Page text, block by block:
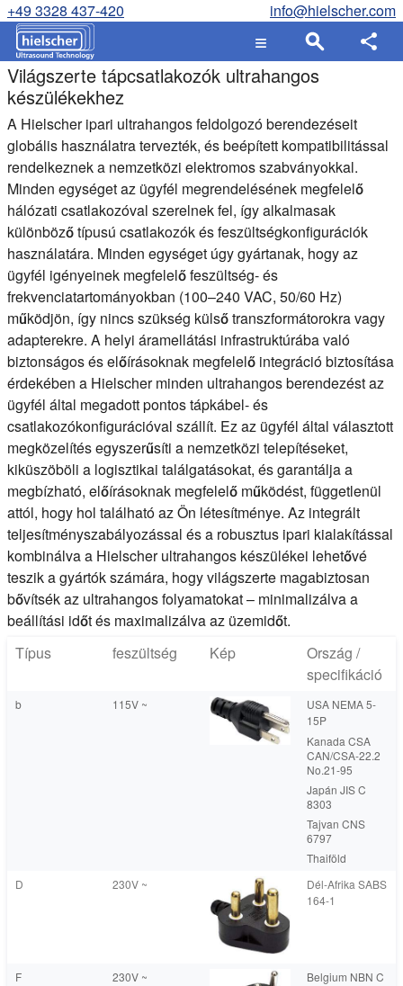
+49 3328 437-420 info@hielscher.com
Világszerte tápcsatlakozók ultrahangos
készülékekhez
A Hielscher ipari ultrahangos feldolgozó berendezéseit
globális használatra tervezték, és beépített kompatibilitással
rendelkeznek a nemzetközi elektromos szabványokkal.
Minden egységet az ügyfél megrendelésének megfelelő
hálózati csatlakozóval szerelnek fel, így alkalmasak
különböző típusú csatlakozók és feszültségkonfigurációk
használatára. Minden egységet úgy gyártanak, hogy az
ügyfél igényeinek megfelelő feszültség- és
frekvenciatartományokban (100–240 VAC, 50/60 Hz)
működjön, így nincs szükség külső transzformátorokra vagy
adapterekre. A helyi áramellátási infrastruktúrába való
biztonságos és előírásoknak megfelelő integráció biztosítása
érdekében a Hielscher minden ultrahangos berendezést az
ügyfél által megadott pontos tápkábel- és
csatlakozókonfigurációval szállít. Ez az ügyfél által választott
megközelítés egyszerűsíti a nemzetközi telepítéseket,
kiküszöböli a logisztikai találgatásokat, és garantálja a
megbízható, előírásoknak megfelelő működést, függetlenül
attól, hogy hol található az Ön létesítménye. Az integrált
teljesítményszabályozással és a robusztus ipari kialakítással
kombinálva a Hielscher ultrahangos készülékei lehetővé
teszik a gyártók számára, hogy világszerte magabiztosan
bővítsék az ultrahangos folyamatokat – minimalizálva a
beállítási időt és maximalizálva az üzemidőt.
Típus
feszültség Kép
Ország /
specifikáció
b 115V ~
USA NEMA 5-
15P
Kanada CSA
CAN/CSA-22.2
No.21-95
Japán JIS C
8303
Tajvan CNS
6797
Thaiföld
D
230V ~
Dél-Afrika SABS
164-1
F 230V ~
Belgium NBN C